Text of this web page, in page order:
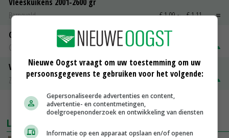
Barneveld
€ 1,09~ € 1,11
Gerst
Groningen
€ 197,00
Volle melkpoeder
Zuivel NL
€ 345,00 € 20,00
MEER MARKTPRIJZEN
LAATSTE NIEUWS
Nieuwe Oogst vraagt om uw toestemming om uw
persoonsgegevens te gebruiken voor het volgende:
Gepersonaliseerde advertenties en content,
advertentie- en contentmetingen,
doelgroepenonderzoek en ontwikkeling van diensten
Informatie op een apparaat opslaan en/of openen